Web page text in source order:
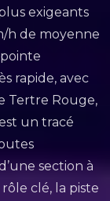
exigeants
h de moyenne
rapide, avec
Tertre Rouge,
un tracé
section à
clé, la piste